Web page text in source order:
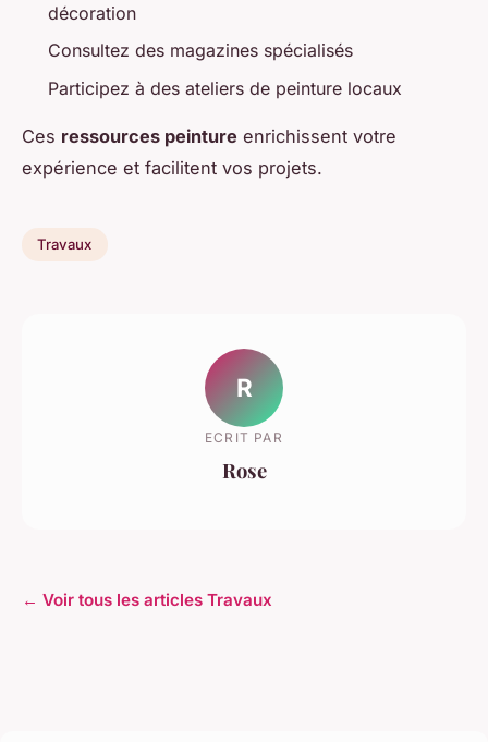
décoration
Consultez des magazines spécialisés
Participez à des ateliers de peinture locaux
Ces ressources peinture enrichissent votre
expérience et facilitent vos projets.
Travaux
R
ECRIT PAR
Rose
← Voir tous les articles Travaux